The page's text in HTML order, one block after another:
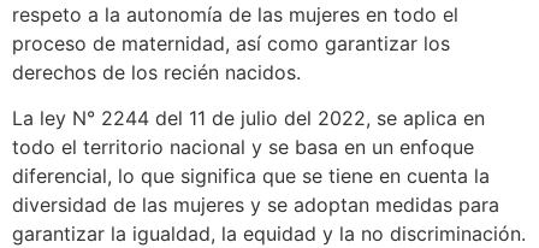
respeto a la autonomía de las mujeres en todo el
proceso de maternidad, así como garantizar los
derechos de los recién nacidos.
La ley N° 2244 del 11 de julio del 2022, se aplica en
todo el territorio nacional y se basa en un enfoque
diferencial, lo que significa que se tiene en cuenta la
diversidad de las mujeres y se adoptan medidas para
garantizar la igualdad, la equidad y la no discriminación.